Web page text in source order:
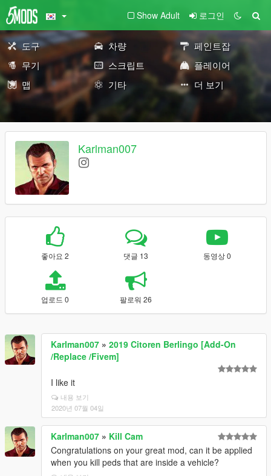
Show Adult 로그인
도구 차량
페인트잡
무기
스크립트
플레이어
맵
기타 더 보기
Karlman007
좋아요 2 댓글 13 동영상 0
업로드 0 팔로워 26
Karlman007 » 2019 Citoren Berlingo [Add-On
/Replace /Fivem]
I like it
내용 보기
2020년 07월 04일
Karlman007 » Kill Cam
Congratulations on your great mod, can it be applied
when you kill peds that are inside a vehicle?